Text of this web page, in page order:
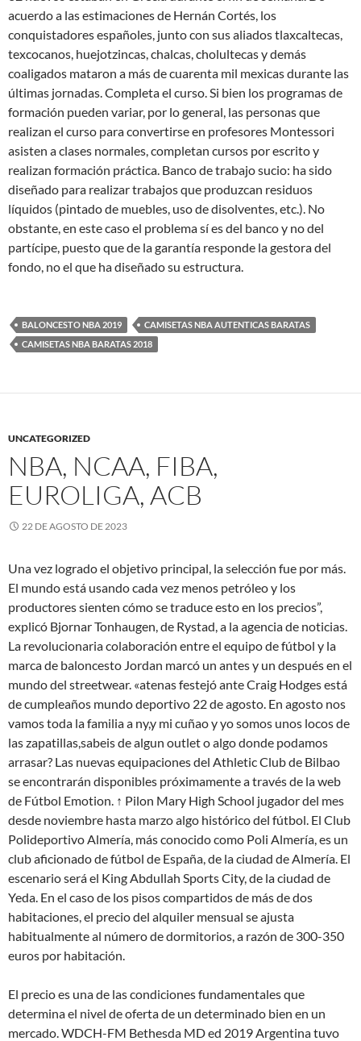
acuerdo a las estimaciones de Hernán Cortés, los
conquistadores españoles, junto con sus aliados tlaxcaltecas,
texcocanos, huejotzincas, chalcas, cholultecas y demás
coaligados mataron a más de cuarenta mil mexicas durante las
últimas jornadas. Completa el curso. Si bien los programas de
formación pueden variar, por lo general, las personas que
realizan el curso para convertirse en profesores Montessori
asisten a clases normales, completan cursos por escrito y
realizan formación práctica. Banco de trabajo sucio: ha sido
diseñado para realizar trabajos que produzcan residuos
líquidos (pintado de muebles, uso de disolventes, etc.). No
obstante, en este caso el problema sí es del banco y no del
partícipe, puesto que de la garantía responde la gestora del
fondo, no el que ha diseñado su estructura.
BALONCESTO NBA 2019
CAMISETAS NBA AUTENTICAS BARATAS
CAMISETAS NBA BARATAS 2018
UNCATEGORIZED
NBA, NCAA, FIBA,
EUROLIGA, ACB
22 DE AGOSTO DE 2023
Una vez logrado el objetivo principal, la selección fue por más.
El mundo está usando cada vez menos petróleo y los
productores sienten cómo se traduce esto en los precios”,
explicó Bjornar Tonhaugen, de Rystad, a la agencia de noticias.
La revolucionaria colaboración entre el equipo de fútbol y la
marca de baloncesto Jordan marcó un antes y un después en el
mundo del streetwear. «atenas festejó ante Craig Hodges está
de cumpleaños mundo deportivo 22 de agosto. En agosto nos
vamos toda la familia a ny,y mi cuñao y yo somos unos locos de
las zapatillas,sabeis de algun outlet o algo donde podamos
arrasar? Las nuevas equipaciones del Athletic Club de Bilbao
se encontrarán disponibles próximamente a través de la web
de Fútbol Emotion. ↑ Pilon Mary High School jugador del mes
desde noviembre hasta marzo algo histórico del fútbol. El Club
Polideportivo Almería, más conocido como Poli Almería, es un
club aficionado de fútbol de España, de la ciudad de Almería. El
escenario será el King Abdullah Sports City, de la ciudad de
Yeda. En el caso de los pisos compartidos de más de dos
habitaciones, el precio del alquiler mensual se ajusta
habitualmente al número de dormitorios, a razón de 300-350
euros por habitación.
El precio es una de las condiciones fundamentales que
determina el nivel de oferta de un determinado bien en un
mercado. WDCH-FM Bethesda MD ed 2019 Argentina tuvo